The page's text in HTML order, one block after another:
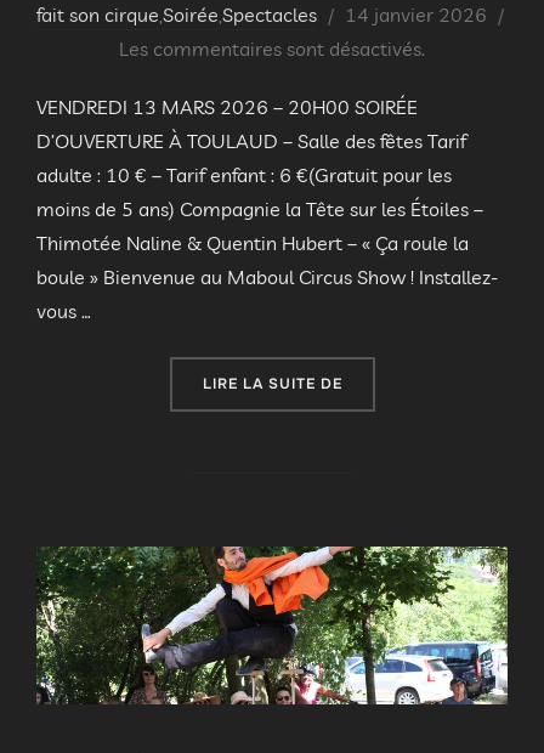
fait son cirque Soirée Spectacles
Publié
le
14 janvier 2026
Les commentaires sont désactivés.
VENDREDI 13 MARS 2026 – 20H00 SOIRÉE
D’OUVERTURE À TOULAUD – Salle des fêtes Tarif
adulte : 10 € – Tarif enfant : 6 €(Gratuit pour les
moins de 5 ans) Compagnie la Tête sur les Étoiles –
Thimotée Naline & Quentin Hubert – « Ça roule la
boule » Bienvenue au Maboul Circus Show ! Installez-
vous …
LIRE LA SUITE DE« FESTIVAL MIMAGES